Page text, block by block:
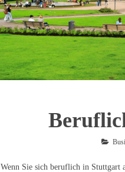
Wenn Sie sich beruflich in Stuttgart